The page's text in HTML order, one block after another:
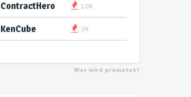
ContractHero 109
KenCube 39
Wer wird promotet?